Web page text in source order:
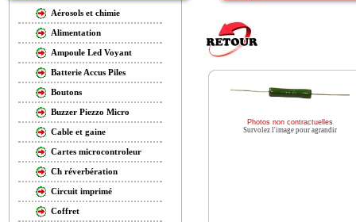
Aérosols et chimie
Alimentation
Ampoule Led Voyant
Batterie Accus Piles
Boutons
Buzzer Piezzo Micro
Cable et gaine
Cartes microcontroleur
Ch réverbération
Circuit imprimé
Coffret
Photos non contractuelles
Survolez l'image pour agrandir